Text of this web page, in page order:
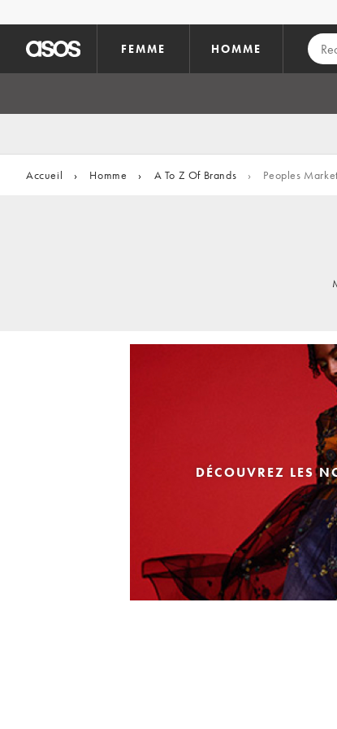
FEMME HOMME
Accueil › Homme › A To Z Of Brands › Peoples Market
DÉCOUVREZ LES